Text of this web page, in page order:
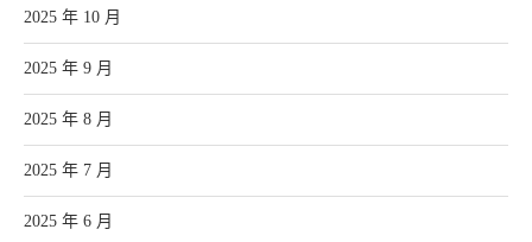
2025 年 10 月
2025 年 9 月
2025 年 8 月
2025 年 7 月
2025 年 6 月